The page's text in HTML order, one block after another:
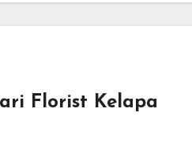
Florist Kelapa